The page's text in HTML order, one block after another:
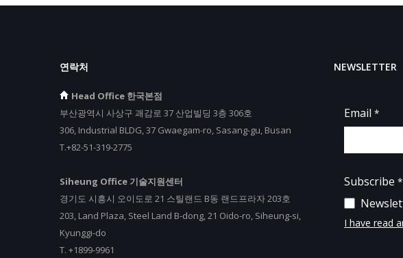
연락처
Head Office 한국본점
부산광역시 사상구 괘감로 37 산업빌딩 3층 306호
306, Industrial BLDG, 37 Gwaegam-ro, Sasang-gu, Busan
T.+82-51-319-2775
Siheung Office 기술지원센터
경기도 시흥시 오이도로 21 스틸랜드 B동 랜드프라자 203호
203, Land Plaza, Steel Land B-dong, 21 Oido-ro, Siheung-si,
Kyunggi-do
T. +1899-9961
NEWSLETTER